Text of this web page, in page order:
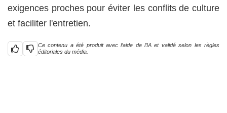
exigences proches pour éviter les conflits de culture
et faciliter l'entretien.
Ce contenu a été produit avec l’aide de l’IA et validé selon les règles
éditoriales du média.